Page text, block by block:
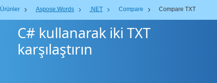
Ürünler Aspose.Words .NET Compare Compare TXT
C# kullanarak iki TXT
karşılaştırın